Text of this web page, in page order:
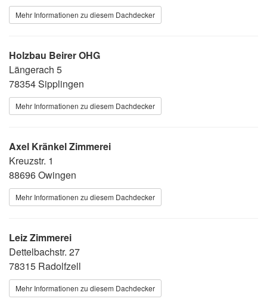
Mehr Informationen zu diesem Dachdecker
Holzbau Beirer OHG
Längerach 5
78354 Sipplingen
Mehr Informationen zu diesem Dachdecker
Axel Kränkel Zimmerei
Kreuzstr. 1
88696 Owingen
Mehr Informationen zu diesem Dachdecker
Leiz Zimmerei
Dettelbachstr. 27
78315 Radolfzell
Mehr Informationen zu diesem Dachdecker